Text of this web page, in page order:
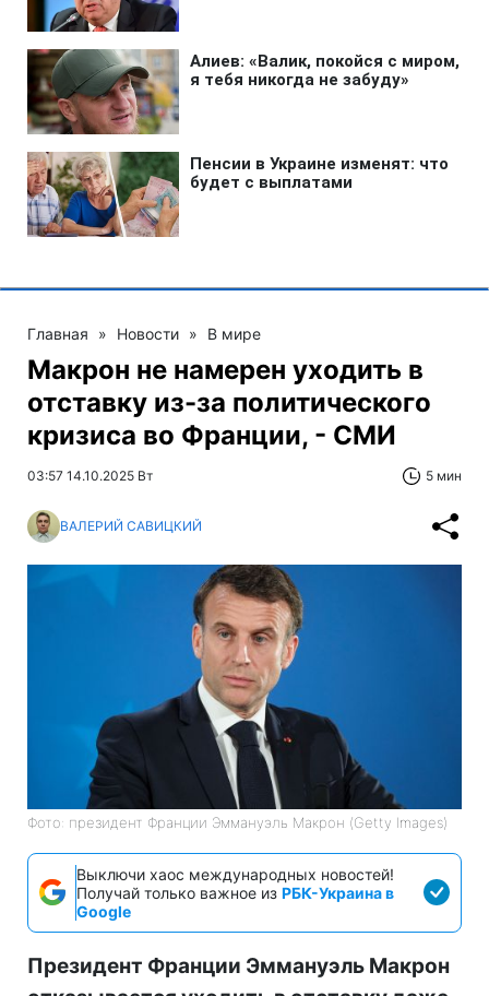
Главная » Новости » В мире
Макрон не намерен уходить в
отставку из-за политического
кризиса во Франции, - СМИ
03:57 14.10.2025 Вт 5 мин
ВАЛЕРИЙ САВИЦКИЙ
Фото: президент Франции Эммануэль Макрон (Getty Images)
Выключи хаос международных новостей!
Получай только важное из РБК-Украина в
Google
Президент Франции Эммануэль Макрон